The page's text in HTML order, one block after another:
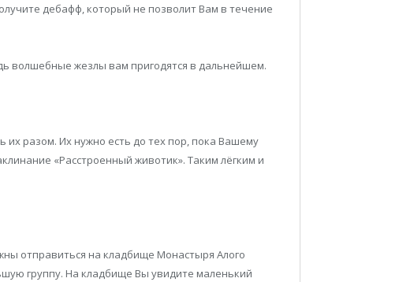
дебафф, который не позволит Вам в течение
волшебные жезлы вам пригодятся в дальнейшем.
разом. Их нужно есть до тех пор, пока Вашему
«Расстроенный животик». Таким лёгким и
отправиться на кладбище Монастыря Алого
группу. На кладбище Вы увидите маленький